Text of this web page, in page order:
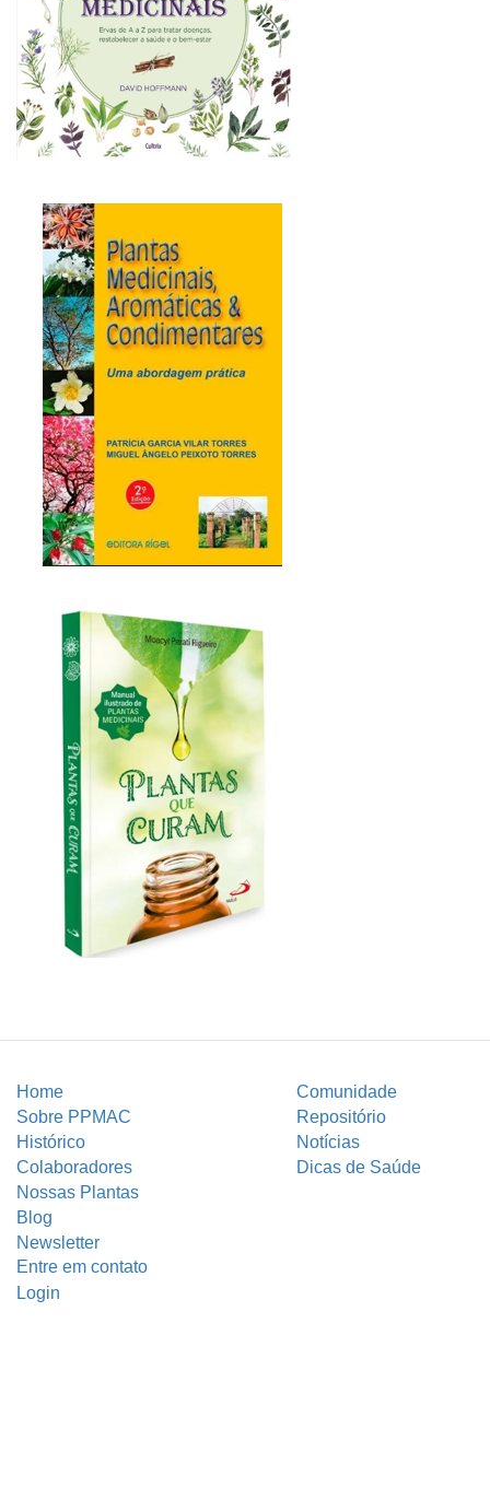
Home
Comunidade
Sobre PPMAC
Repositório
Histórico
Notícias
Colaboradores
Dicas de Saúde
Nossas Plantas
Blog
Newsletter
Entre em contato
Login